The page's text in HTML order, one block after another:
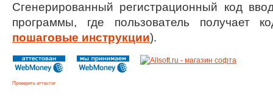
Сгенерированный регистрационный код
программы, где пользователь получает
пошаговые инструкции).
Проверить аттестат